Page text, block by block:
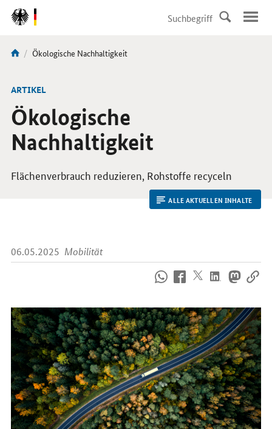
DirektZu:
Navigation
Sie
hier:
Aktuelle
Ökologische Nachhaltigkeit
ARTIKEL
Ökologische
Nachhaltigkeit
Flächenverbrauch reduzieren, Rohstoffe recyceln
ALLE AKTUELLEN INHALTE
06.05.2025 Mobilität
uns
im
Internet